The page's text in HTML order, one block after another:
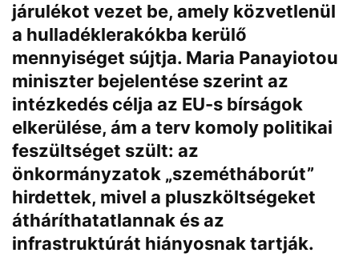
járulékot vezet be, amely közvetlenül
a hulladéklerakókba kerülő
mennyiséget sújtja. Maria Panayiotou
miniszter bejelentése szerint az
intézkedés célja az EU-s bírságok
elkerülése, ám a terv komoly politikai
feszültséget szült: az
önkormányzatok „szemétháborút”
hirdettek, mivel a pluszköltségeket
átháríthatatlannak és az
infrastruktúrát hiányosnak tartják.
Chat Mr wAIste
Helló! Miben segíthetek ma?